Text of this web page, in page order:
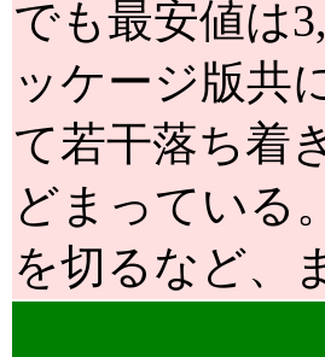
でも最安値は
ッケージ版共
て若干落ち着
どまっている
を切るなど、